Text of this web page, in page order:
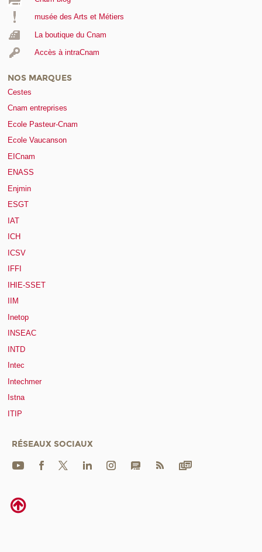
musée des Arts et Métiers
La boutique du Cnam
Accès à intraCnam
NOS MARQUES
Cestes
Cnam entreprises
Ecole Pasteur-Cnam
Ecole Vaucanson
EICnam
ENASS
Enjmin
ESGT
IAT
ICH
ICSV
IFFI
IHIE-SSET
IIM
Inetop
INSEAC
INTD
Intec
Intechmer
Istna
ITIP
RÉSEAUX SOCIAUX